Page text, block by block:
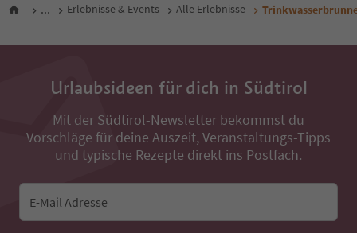
... Erlebnisse & Events Alle Erlebnisse
Urlaubsideen für dich in Südtirol
Mit der Südtirol-Newsletter bekommst du
Vorschläge für deine Auszeit, Veranstaltungs-Tipps
und typische Rezepte direkt ins Postfach.
E-Mail Adresse